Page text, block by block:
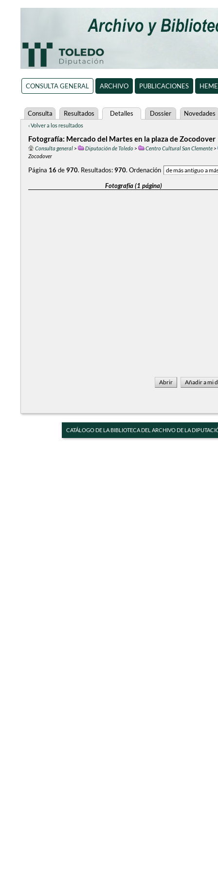
CONSULTA GENERAL ARCHIVO PUBLICACIONES
Consulta Resultados Detalles Dossier Novedades
‹ Volver a los resultados
Fotografía: Mercado del Martes en la plaza de Zocodover
Consulta general> Diputación de Toledo> Centro Cultural San Clemente>
Zocodover
Página 16 de970. Resultados:970. Ordenación
Fotografía (1 página)
CATÁLOGO DE LA BIBLIOTECA DEL ARCHIVO DE LA